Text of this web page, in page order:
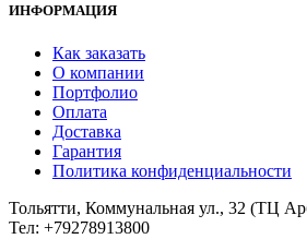
ИНФОРМАЦИЯ
Как заказать
О компании
Портфолио
Оплата
Доставка
Гарантия
Политика конфиденциальности
Тольятти, Коммунальная ул., 32 (ТЦ
Тел: +79278913800